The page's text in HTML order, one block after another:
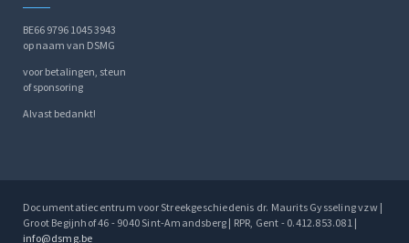
BE66 9796 1045 3943
op naam van DSMG
voor betalingen, steun
of sponsoring
Alvast bedankt!
Documentatiecentrum voor Streekgeschiedenis dr. Maurits Gysseling vzw |
Groot Begijnhof 46 - 9040 Sint-Amandsberg | RPR, Gent - 0.412.853.081 |
info@dsmg.be